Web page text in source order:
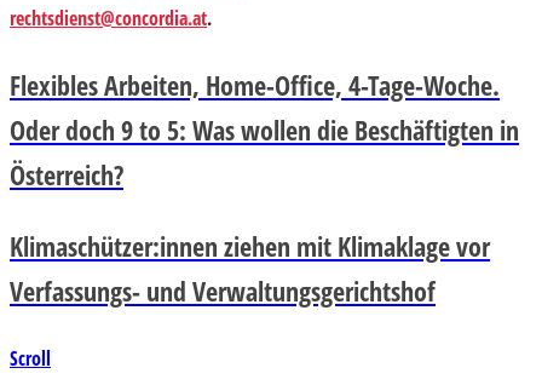
rechtsdienst@concordia.at.
Flexibles Arbeiten, Home-Office, 4-Tage-Woche.
Oder doch 9 to 5: Was wollen die Beschäftigten in
Österreich?
Klimaschützer:innen ziehen mit Klimaklage vor
Verfassungs- und Verwaltungsgerichtshof
Scroll